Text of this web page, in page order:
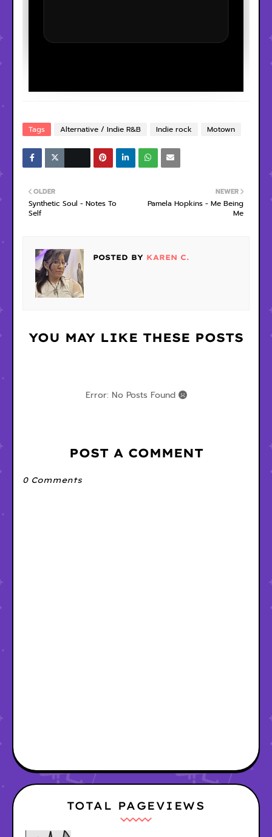
Tags Alternative / Indie R&B Indie rock Motown
NEWER
Pamela Hopkins - Me Being
Me
OLDER
Synthetic Soul - Notes To
Self
POSTED BY KAREN C.
YOU MAY LIKE THESE POSTS
Error: No Posts Found
POST A COMMENT
0 Comments
TOTAL PAGEVIEWS